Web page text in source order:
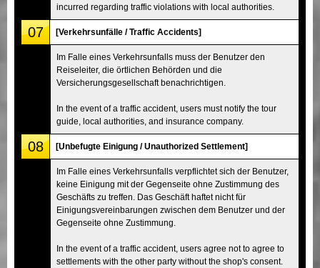
incurred regarding traffic violations with local authorities.
07 [Verkehrsunfälle / Traffic Accidents]
Im Falle eines Verkehrsunfalls muss der Benutzer den
Reiseleiter, die örtlichen Behörden und die
Versicherungsgesellschaft benachrichtigen.
In the event of a traffic accident, users must notify the tour
guide, local authorities, and insurance company.
08 [Unbefugte Einigung / Unauthorized Settlement]
Im Falle eines Verkehrsunfalls verpflichtet sich der Benutzer,
keine Einigung mit der Gegenseite ohne Zustimmung des
Geschäfts zu treffen. Das Geschäft haftet nicht für
Einigungsvereinbarungen zwischen dem Benutzer und der
Gegenseite ohne Zustimmung.
In the event of a traffic accident, users agree not to agree to
settlements with the other party without the shop's consent.